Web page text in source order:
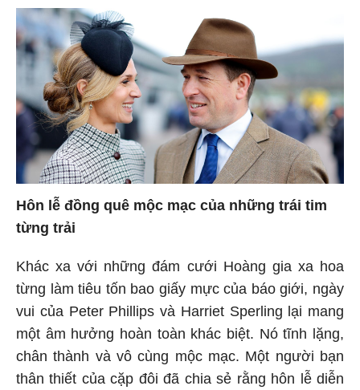
Hôn lễ đồng quê mộc mạc của những trái tim
từng trải
Khác xa với những đám cưới Hoàng gia xa hoa
từng làm tiêu tốn bao giấy mực của báo giới, ngày
vui của Peter Phillips và Harriet Sperling lại mang
một âm hưởng hoàn toàn khác biệt. Nó tĩnh lặng,
chân thành và vô cùng mộc mạc. Một người bạn
thân thiết của cặp đôi đã chia sẻ rằng hôn lễ diễn